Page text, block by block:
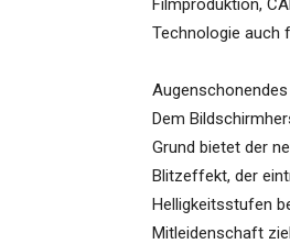
Filmproduktion,
Technologie auch
Augenschonendes
Dem
Grund bietet der
Blitzeffekt, der
Helligkeitsstufen
Mitleidenschaft